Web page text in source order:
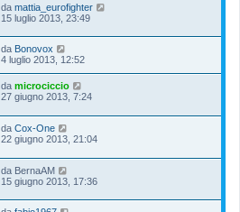
da mattia_eurofighter
15 luglio 2013, 23:49
da Bonovox
4 luglio 2013, 12:52
da microciccio
27 giugno 2013, 7:24
da Cox-One
22 giugno 2013, 21:04
da BernaAM
15 giugno 2013, 17:36